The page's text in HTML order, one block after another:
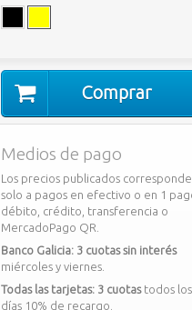
Comprar
Medios de pago
Los precios publicados
solo a pagos en efectivo o en 1
débito, crédito, transferencia o
MercadoPago QR.
Banco Galicia: 3 cuotas sin interés
miércoles y viernes.
Todas las tarjetas: 3 cuotastodos los
días 10% de recargo.